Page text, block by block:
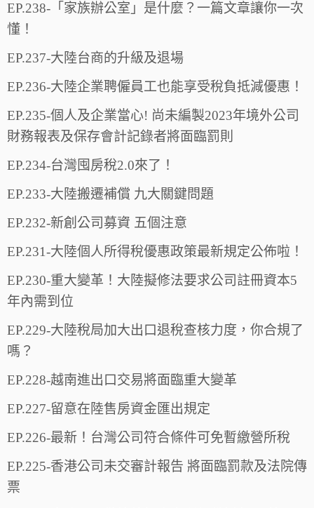
EP.238-「家族辦公室」是什麼？一篇文章讓你一次
懂！
EP.237-大陸台商的升級及退場
EP.236-大陸企業聘僱員工也能享受稅負抵減優惠！
EP.235-個人及企業當心! 尚未編製2023年境外公司
財務報表及保存會計記錄者將面臨罰則
EP.234-台灣囤房稅2.0來了！
EP.233-大陸搬遷補償 九大關鍵問題
EP.232-新創公司募資 五個注意
EP.231-大陸個人所得稅優惠政策最新規定公佈啦！
EP.230-重大變革！大陸擬修法要求公司註冊資本5
年內需到位
EP.229-大陸稅局加大出口退稅查核力度，你合規了
嗎？
EP.228-越南進出口交易將面臨重大變革
EP.227-留意在陸售房資金匯出規定
EP.226-最新！台灣公司符合條件可免暫繳營所稅
EP.225-香港公司未交審計報告 將面臨罰款及法院傳
票